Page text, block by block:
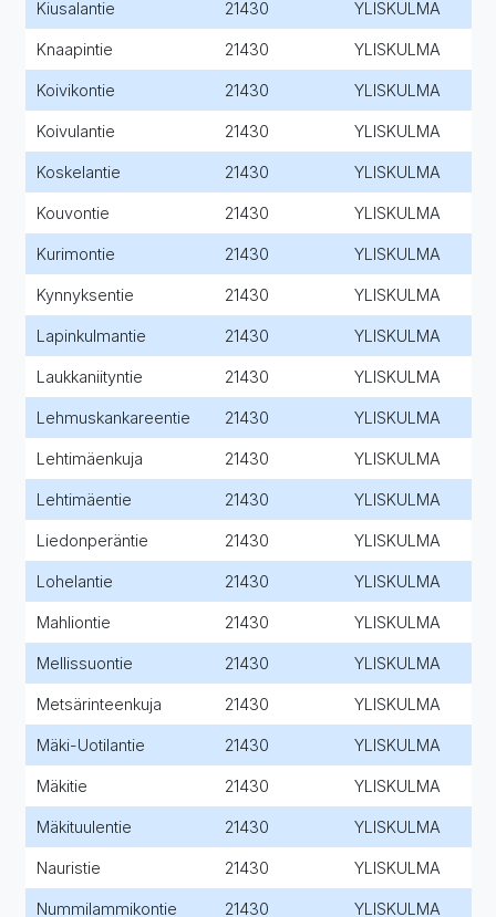
Kiusalantie 21430 YLISKULMA
Knaapintie 21430 YLISKULMA
Koivikontie 21430 YLISKULMA
Koivulantie 21430 YLISKULMA
Koskelantie 21430 YLISKULMA
Kouvontie 21430 YLISKULMA
Kurimontie 21430 YLISKULMA
Kynnyksentie 21430 YLISKULMA
Lapinkulmantie 21430 YLISKULMA
Laukkaniityntie 21430 YLISKULMA
Lehmuskankareentie 21430 YLISKULMA
Lehtimäenkuja 21430 YLISKULMA
Lehtimäentie 21430 YLISKULMA
Liedonperäntie 21430 YLISKULMA
Lohelantie 21430 YLISKULMA
Mahliontie 21430 YLISKULMA
Mellissuontie 21430 YLISKULMA
Metsärinteenkuja 21430 YLISKULMA
Mäki-Uotilantie 21430 YLISKULMA
Mäkitie 21430 YLISKULMA
Mäkituulentie 21430 YLISKULMA
Nauristie 21430 YLISKULMA
Nummilammikontie 21430 YLISKULMA